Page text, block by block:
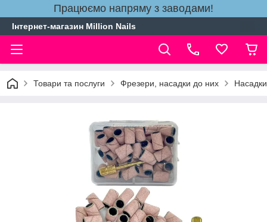
Працюємо напряму з заводами!
Інтернет-магазин Million Nails
Товари та послуги Фрезери, насадки до них